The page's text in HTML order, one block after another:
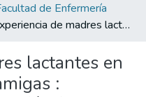
de Enfermería
Experiencia de madres lactantes en el uso de las salas amigas : protocolo de investigación /
lactantes en
: